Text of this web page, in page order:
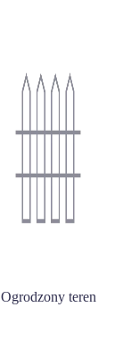
Ogrodzony teren